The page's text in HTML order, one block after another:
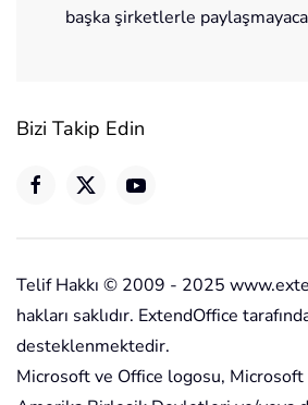
başka şirketlerle
Bizi Takip Edin
Telif Hakkı © 2009 - 2025
hakları saklıdır. ExtendOffice
desteklenmektedir.
Microsoft ve Office logosu, Microsoft